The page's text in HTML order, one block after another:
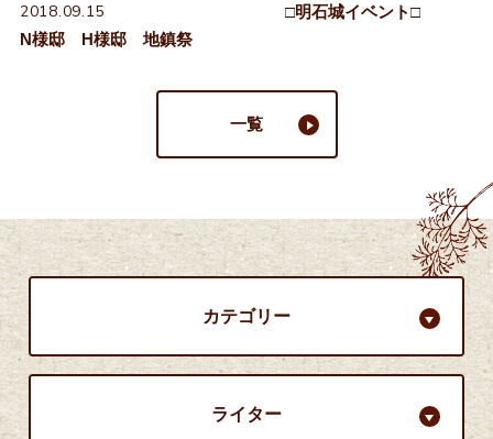
2018.09.15
N様邸 H様邸 地鎮祭
□明石城イベント□
一覧
カテゴリー
ライター